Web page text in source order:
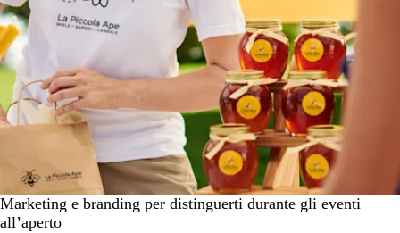
Marketing e branding per distinguerti durante gli eventi
all’aperto